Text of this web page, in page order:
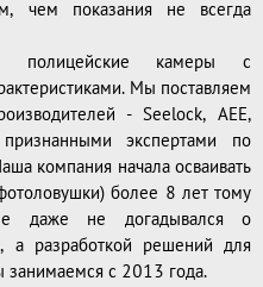
чем показания не всегда
полицейские камеры с
Мы поставляем
- Seelock, AEE,
экспертами по
компания начала осваивать
более 8 лет тому
даже не догадывался о
а разработкой решений для
занимаемся с 2013 года.